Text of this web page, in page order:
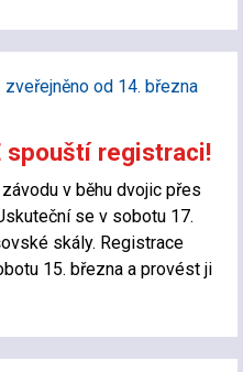
od 14. března
spouští registraci!
v běhu dvojic přes
se v sobotu 17.
skály. Registrace
15. března a provést ji